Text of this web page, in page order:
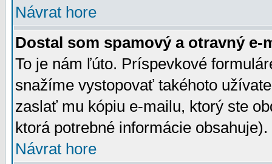
Návrat hore
Dostal som spamový a otravný e-
To je nám ľúto. Príspevkové
snažíme vystopovať takéhoto
zaslať mu kópiu e-mailu, ktorý ste
ktorá potrebné informácie
Návrat hore